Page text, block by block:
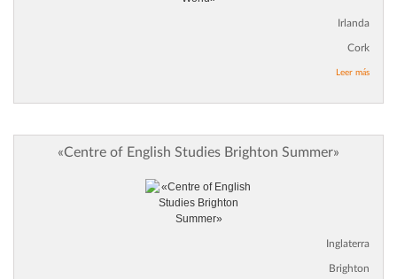
Irlanda
Cork
Leer más
«Centre of English Studies Brighton Summer»
Inglaterra
Brighton